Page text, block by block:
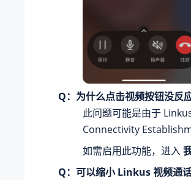
Q：为什么点击视频按钮没反
此问题可能是由于
Connectivity
如需启用此功能，进入
Q：可以缩小 Linkus 视频通话